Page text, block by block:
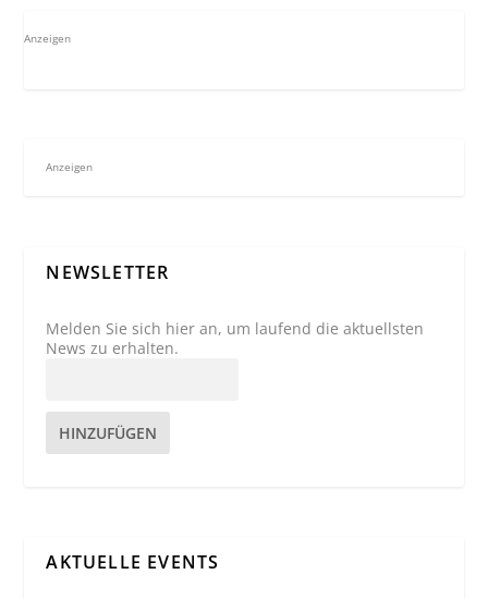
Anzeigen
Anzeigen
NEWSLETTER
Melden Sie sich hier an, um laufend die aktuellsten
News zu erhalten.
HINZUFÜGEN
AKTUELLE EVENTS